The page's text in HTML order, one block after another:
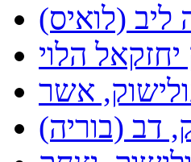
ליב (לואיס)
הלוי
אשר
דב (בוריה)